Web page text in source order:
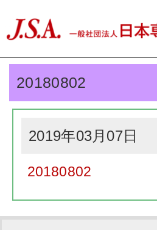
20180802
2019年03月07日
20180802